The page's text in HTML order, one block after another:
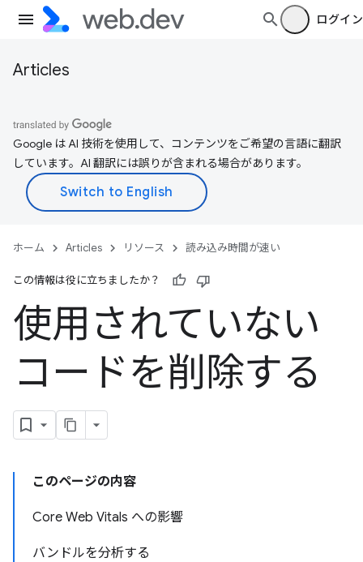
ログイン
Articles
Google は AI 技術を使用して、コンテンツをご希望の言語に翻訳
しています。AI 翻訳には誤りが含まれる場合があります。
ホーム Articles リソース 読み込み時間が速い
この情報は役に立ちましたか？
使用されていない
コードを削除する
このページの内容
Core Web Vitals への影響
バンドルを分析する